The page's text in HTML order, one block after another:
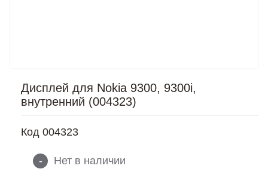
Дисплей для Nokia 9300, 9300i,
внутренний (004323)
Код 004323
- Нет в наличии